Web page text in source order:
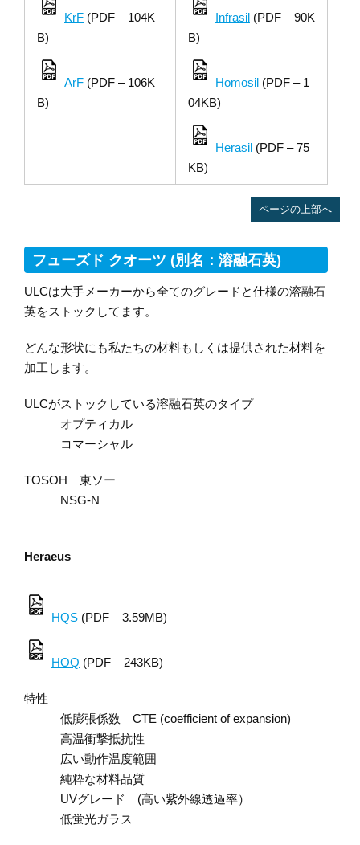
KrF (PDF – 104K
B)
ArF (PDF – 106K
B)
Infrasil (PDF – 90K
B)
Homosil (PDF – 1
04KB)
Herasil (PDF – 75
KB)
ページの上部へ
フューズド クオーツ (別名：溶融石英)
ULCは大手メーカーから全てのグレードと仕様の溶融石
英をストックしてます。
どんな形状にも私たちの材料もしくは提供された材料を
加工します。
ULCがストックしている溶融石英のタイプ
オプティカル
コマーシャル
TOSOH 東ソー
NSG-N
Heraeus
HQS (PDF – 3.59MB)
HOQ (PDF – 243KB)
特性
低膨張係数 CTE (coefficient of expansion)
高温衝撃抵抗性
広い動作温度範囲
純粋な材料品質
UVグレード (高い紫外線透過率）
低蛍光ガラス